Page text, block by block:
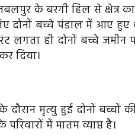
के बरगी हिल से क्षेत्र
दोनों बच्चे पंडाल में आए
लगता ही दोनों बच्चे
दिया।
दौरान मृत्यु हुई दोनों
में मातम व्याप्त है।